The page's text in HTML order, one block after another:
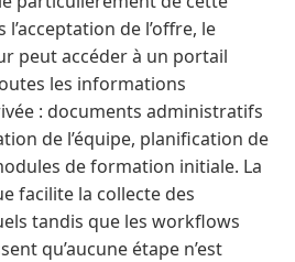
de l’offre, le
peut accéder à un portail
les informations
: documents administratifs
de l’équipe, planification de
de formation initiale. La
facilite la collecte des
tandis que les workflows
qu’aucune étape n’est